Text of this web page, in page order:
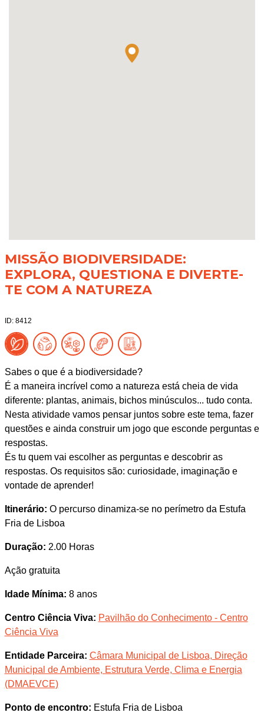
MISSÃO BIODIVERSIDADE:
EXPLORA, QUESTIONA E DIVERTE-
TE COM A NATUREZA
ID: 8412
Sabes o que é a biodiversidade?
É a maneira incrível como a natureza está cheia de vida
diferente: plantas, animais, bichos minúsculos... tudo conta.
Nesta atividade vamos pensar juntos sobre este tema, fazer
questões e ainda construir um jogo que esconde perguntas e
respostas.
És tu quem vai escolher as perguntas e descobrir as
respostas. Os requisitos são: curiosidade, imaginação e
vontade de aprender!
Itinerário: O percurso dinamiza-se no perímetro da Estufa
Fria de Lisboa
Duração: 2.00 Horas
Ação gratuita
Idade Mínima: 8 anos
Centro Ciência Viva: Pavilhão do Conhecimento - Centro
Ciência Viva
Entidade Parceira: Câmara Municipal de Lisboa, Direção
Municipal de Ambiente, Estrutura Verde, Clima e Energia
(DMAEVCE)
Ponto de encontro: Estufa Fria de Lisboa